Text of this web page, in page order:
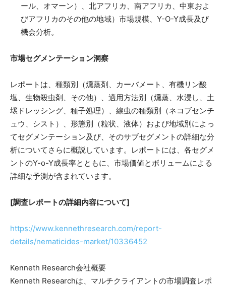
ール、オマーン）、北アフリカ、南アフリカ、中東およ
びアフリカのその他の地域）市場規模、Y-O-Y成長及び
機会分析。
市場セグメンテーション洞察
レポートは、種類別（燻蒸剤、カーバメート、有機リン酸
塩、生物殺虫剤、その他）、適用方法別（燻蒸、水浸し、土
壌ドレッシング、種子処理）、線虫の種類別（ネコブセンチ
ュウ、シスト）、形態別（粒状、液体）および地域別によっ
てセグメンテーション及び、そのサブセグメントの詳細な分
析についてさらに概説しています。レポートには、各セグメ
ントのY-o-Y成長率とともに、市場価値とボリュームによる
詳細な予測が含まれています。
[調査レポートの詳細内容について]
https://www.kennethresearch.com/report-
details/nematicides-market/10336452
Kenneth Research会社概要
Kenneth Researchは、マルチクライアントの市場調査レポ